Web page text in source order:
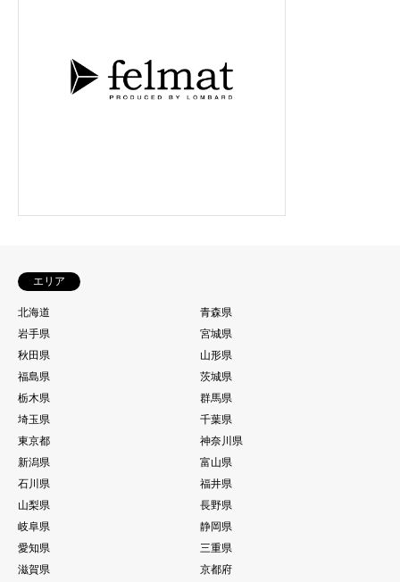
エリア
北海道
青森県
岩手県
宮城県
秋田県
山形県
福島県
茨城県
栃木県
群馬県
埼玉県
千葉県
東京都
神奈川県
新潟県
富山県
石川県
福井県
山梨県
長野県
岐阜県
静岡県
愛知県
三重県
滋賀県
京都府